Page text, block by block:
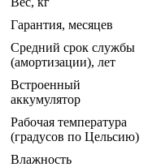
Гарантия, месяцев
Средний срок службы
(амортизации), лет
Встроенный
аккумулятор
Рабочая температура
(градусов по Цельсию)
Влажность